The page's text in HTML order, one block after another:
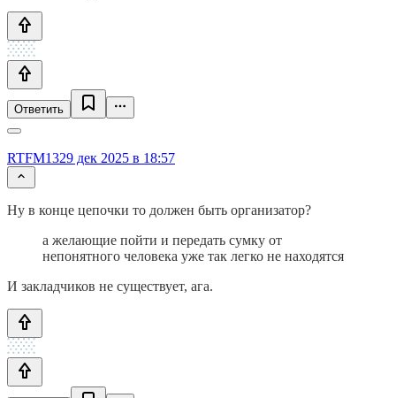
Ответить
RTFM1329 дек 2025 в 18:57
Ну в конце цепочки то должен быть организатор?
а желающие пойти и передать сумку от
непонятного человека уже так легко не находятся
И закладчиков не существует, ага.